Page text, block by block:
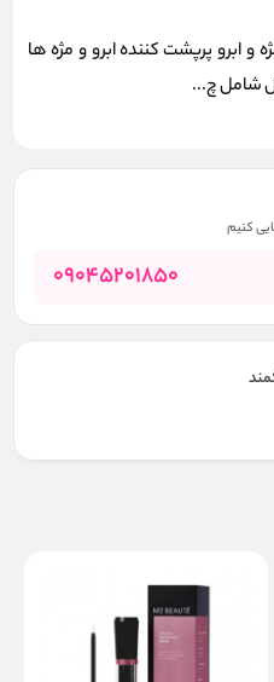
ابرو پرپشت کننده ابرو و مژه ها
کنیم
09045201850